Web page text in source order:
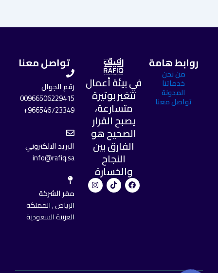
روابط هامة
من نحن
خدماتنا
المدونة
تواصل معنا
في بيئة أعمال
تتغير بوتيرة
متسارعة،
يصبح القرار
الصحيح هو
الفارق بين
النجاح
والخسارة
F
a
c
T
i
k
I
n
s
تواصل معنا
رقم الجوال
00966506229415
966546723349+
البريد الالكتروني
info@rafiq.sa
مقر الشركة
الرياض , المملكة
العربية السعودية